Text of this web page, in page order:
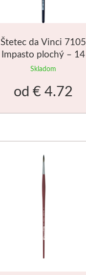
Štetec da Vinci 7105
Impasto plochý – 14
veľkostí
Skladom
od € 4.72